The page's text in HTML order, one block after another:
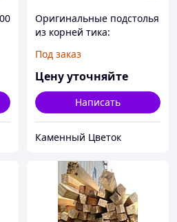
Оригинальные подстолья
из корней тика:
элементы для стильных
интерьеров с природной
красотой
Под заказ
Цену уточняйте
Написать
Каменный Цветок